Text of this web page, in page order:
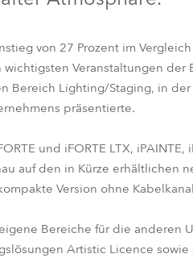
iESPRITE® iBeam 350™
von 27 Prozent im
Veranstaltungen der
Bereich Lighting/Staging, in der
präsentierte.
und iFORTE LTX, iPAINTE,
auf den in Kürze erhältlichen
Version ohne
Bereiche für die anderen
Artistic Licence